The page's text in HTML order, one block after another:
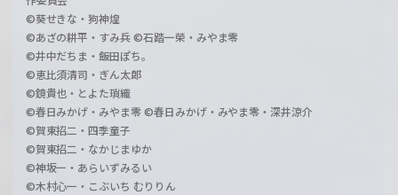
©葵せきな・狗神煌
©あざの耕平・すみ兵 ©石踏一榮・みやま零
©井中だちま・飯田ぽち。
©恵比須清司・ぎん太郎
©鏡貴也・とよた瑣織
©春日みかげ・みやま零 ©春日みかげ・みやま零・深井涼介
©賀東招二・四季童子
©賀東招二・なかじまゆか
©神坂一・あらいずみるい
©木村心一・こぶいち むりりん